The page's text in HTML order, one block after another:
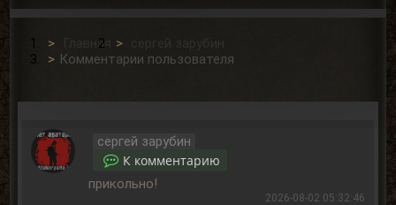
Главная
сергей зарубин
Комментарии пользователя
сергей зарубин
К комментарию
прикольно!
2026-08-02 05:32:46